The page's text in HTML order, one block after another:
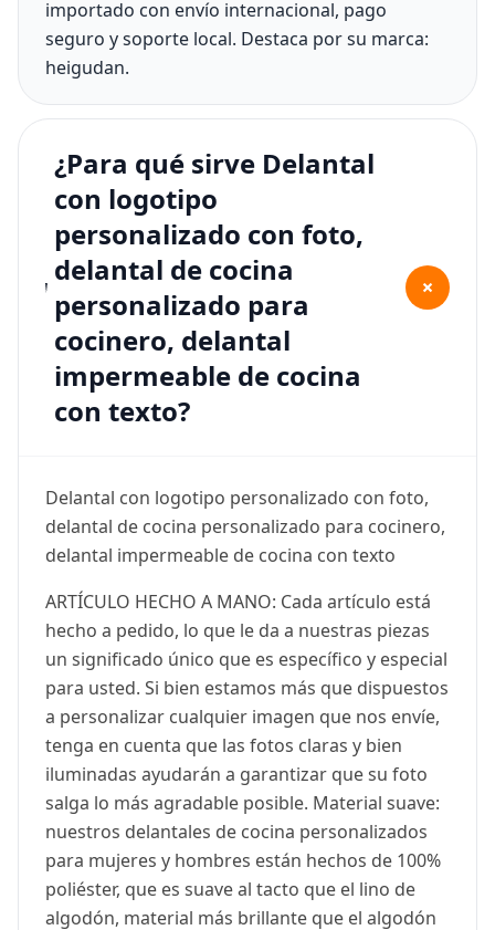
importado con envío internacional, pago
seguro y soporte local. Destaca por su marca:
heigudan.
¿Para qué sirve Delantal
con logotipo
personalizado con foto,
delantal de cocina
personalizado para
cocinero, delantal
impermeable de cocina
con texto?
+
Delantal con logotipo personalizado con foto,
delantal de cocina personalizado para cocinero,
delantal impermeable de cocina con texto
ARTÍCULO HECHO A MANO: Cada artículo está
hecho a pedido, lo que le da a nuestras piezas
un significado único que es específico y especial
para usted. Si bien estamos más que dispuestos
a personalizar cualquier imagen que nos envíe,
tenga en cuenta que las fotos claras y bien
iluminadas ayudarán a garantizar que su foto
salga lo más agradable posible. Material suave:
nuestros delantales de cocina personalizados
para mujeres y hombres están hechos de 100%
poliéster, que es suave al tacto que el lino de
algodón, material más brillante que el algodón